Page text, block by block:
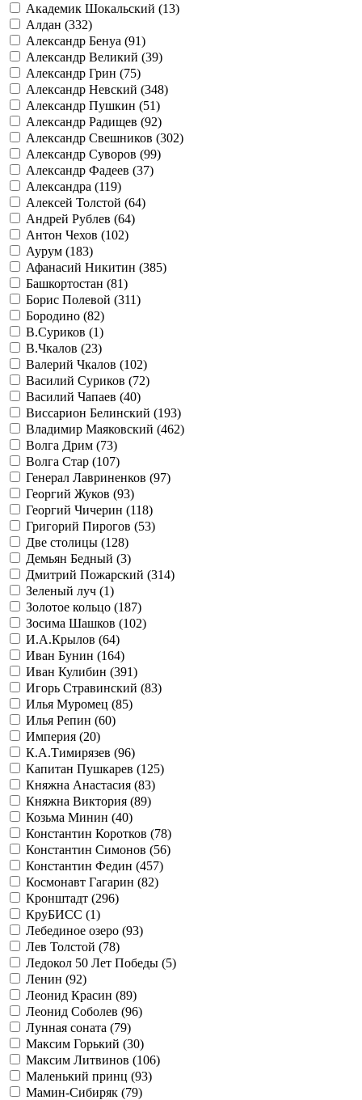
Академик Шокальский (13)
Алдан (332)
Александр Бенуа (91)
Александр Великий (39)
Александр Грин (75)
Александр Невский (348)
Александр Пушкин (51)
Александр Радищев (92)
Александр Свешников (302)
Александр Суворов (99)
Александр Фадеев (37)
Александра (119)
Алексей Толстой (64)
Андрей Рублев (64)
Антон Чехов (102)
Аурум (183)
Афанасий Никитин (385)
Башкортостан (81)
Борис Полевой (311)
Бородино (82)
В.Суриков (1)
В.Чкалов (23)
Валерий Чкалов (102)
Василий Суриков (72)
Василий Чапаев (40)
Виссарион Белинский (193)
Владимир Маяковский (462)
Волга Дрим (73)
Волга Стар (107)
Генерал Лавриненков (97)
Георгий Жуков (93)
Георгий Чичерин (118)
Григорий Пирогов (53)
Две столицы (128)
Демьян Бедный (3)
Дмитрий Пожарский (314)
Зеленый луч (1)
Золотое кольцо (187)
Зосима Шашков (102)
И.А.Крылов (64)
Иван Бунин (164)
Иван Кулибин (391)
Игорь Стравинский (83)
Илья Муромец (85)
Илья Репин (60)
Империя (20)
К.А.Тимирязев (96)
Капитан Пушкарев (125)
Княжна Анастасия (83)
Княжна Виктория (89)
Козьма Минин (40)
Константин Коротков (78)
Константин Симонов (56)
Константин Федин (457)
Космонавт Гагарин (82)
Кронштадт (296)
КруБИСС (1)
Лебединое озеро (93)
Лев Толстой (78)
Ледокол 50 Лет Победы (5)
Ленин (92)
Леонид Красин (89)
Леонид Соболев (96)
Лунная соната (79)
Максим Горький (30)
Максим Литвинов (106)
Маленький принц (93)
Мамин-Сибиряк (79)